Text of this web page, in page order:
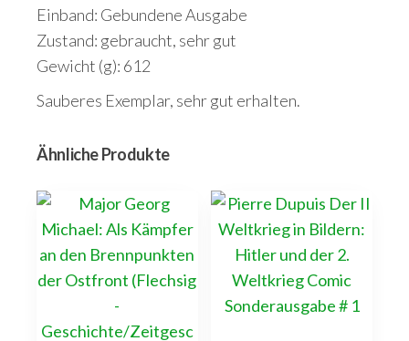
Einband: Gebundene Ausgabe
Zustand: gebraucht, sehr gut
Gewicht (g): 612
Sauberes Exemplar, sehr gut erhalten.
Ähnliche Produkte